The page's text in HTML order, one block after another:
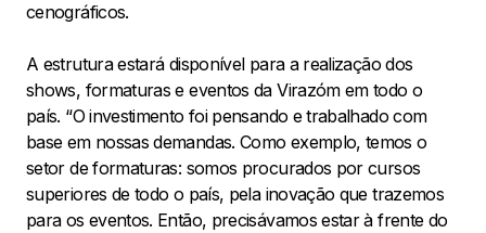
cenográficos.
A estrutura estará disponível para a realização dos
shows, formaturas e eventos da Virazóm em todo o
país. “O investimento foi pensando e trabalhado com
base em nossas demandas. Como exemplo, temos o
setor de formaturas: somos procurados por cursos
superiores de todo o país, pela inovação que trazemos
para os eventos. Então, precisávamos estar à frente do